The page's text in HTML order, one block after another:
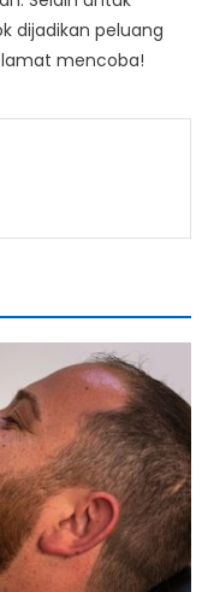
dijadikan peluang
mencoba!